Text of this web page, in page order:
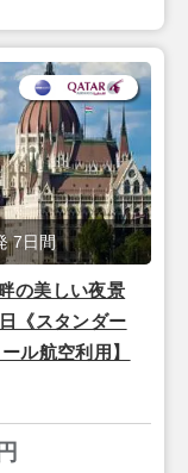
の美しい夜景
《スタンダー
ル航空利用】
7日間